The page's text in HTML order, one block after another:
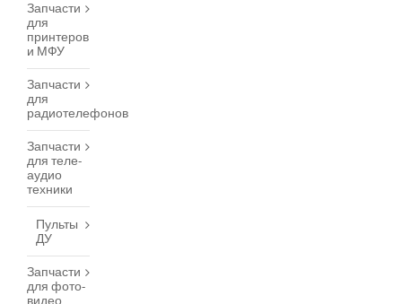
Запчасти
для
принтеров
и МФУ
Запчасти
для
радиотелефонов
Запчасти
для теле-
аудио
техники
Пульты
ДУ
Запчасти
для фото-